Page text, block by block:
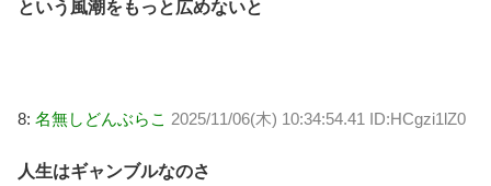
という風潮をもっと広めないと
8: 名無しどんぶらこ 2025/11/06(木) 10:34:54.41 ID:HCgzi1lZ0
人生はギャンブルなのさ